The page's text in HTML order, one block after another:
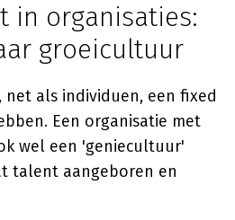
in organisaties:
groeicultuur
net als individuen, een fixed
Een organisatie met
wel een 'geniecultuur'
talent aangeboren en